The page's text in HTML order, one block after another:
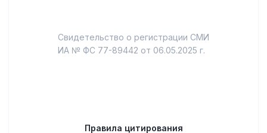
Свидетельство о регистрации СМИ
ИА № ФС 77-89442 от 06.05.2025 г.
Правила цитирования